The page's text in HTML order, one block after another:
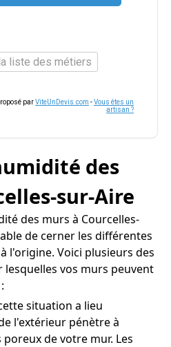
liste des métiers
parViteUnDevis.com -Vous êtes un
artisan ?
des
sur-Aire
des murs à Courcelles-
de cerner les différentes
l'origine. Voici plusieurs des
vos murs peuvent
situation a lieu
l'extérieur pénètre à
de votre mur. Les